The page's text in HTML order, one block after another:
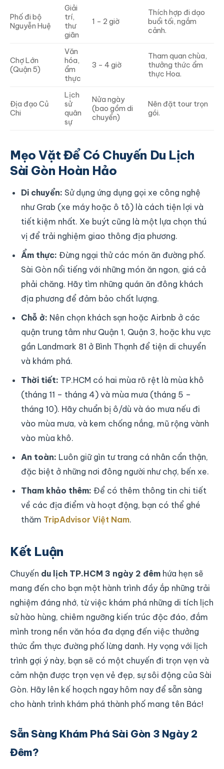
Phố đi bộ
Nguyễn Huệ
Giải
trí,
thư
giãn
1 – 2 giờ
Thích hợp đi dạo
buổi tối, ngắm
cảnh.
Chợ Lớn
(Quận 5)
Văn
hóa,
ẩm
thực
3 – 4 giờ
Tham quan chùa,
thưởng thức ẩm
thực Hoa.
Địa đạo Củ
Chi
Lịch
sử
quân
sự
Nửa ngày
(bao gồm di
chuyển)
Nên đặt tour trọn
gói.
Mẹo Vặt Để Có Chuyến Du Lịch
Sài Gòn Hoàn Hảo
Di chuyển: Sử dụng ứng dụng gọi xe công nghệ
như Grab (xe máy hoặc ô tô) là cách tiện lợi và
tiết kiệm nhất. Xe buýt cũng là một lựa chọn thú
vị để trải nghiệm giao thông địa phương.
Ẩm thực: Đừng ngại thử các món ăn đường phố.
Sài Gòn nổi tiếng với những món ăn ngon, giá cả
phải chăng. Hãy tìm những quán ăn đông khách
địa phương để đảm bảo chất lượng.
Chỗ ở: Nên chọn khách sạn hoặc Airbnb ở các
quận trung tâm như Quận 1, Quận 3, hoặc khu vực
gần Landmark 81 ở Bình Thạnh để tiện di chuyển
và khám phá.
Thời tiết: TP.HCM có hai mùa rõ rệt là mùa khô
(tháng 11 – tháng 4) và mùa mưa (tháng 5 –
tháng 10). Hãy chuẩn bị ô/dù và áo mưa nếu đi
vào mùa mưa, và kem chống nắng, mũ rộng vành
vào mùa khô.
An toàn: Luôn giữ gìn tư trang cá nhân cẩn thận,
đặc biệt ở những nơi đông người như chợ, bến xe.
Tham khảo thêm: Để có thêm thông tin chi tiết
về các địa điểm và hoạt động, bạn có thể ghé
thăm TripAdvisor Việt Nam.
Kết Luận
Chuyến du lịch TP.HCM 3 ngày 2 đêm hứa hẹn sẽ
mang đến cho bạn một hành trình đầy ắp những trải
nghiệm đáng nhớ, từ việc khám phá những di tích lịch
sử hào hùng, chiêm ngưỡng kiến trúc độc đáo, đắm
mình trong nền văn hóa đa dạng đến việc thưởng
thức ẩm thực đường phố lừng danh. Hy vọng với lịch
trình gợi ý này, bạn sẽ có một chuyến đi trọn vẹn và
cảm nhận được trọn vẹn vẻ đẹp, sự sôi động của Sài
Gòn. Hãy lên kế hoạch ngay hôm nay để sẵn sàng
cho hành trình khám phá thành phố mang tên Bác!
Sẵn Sàng Khám Phá Sài Gòn 3 Ngày 2
Đêm?